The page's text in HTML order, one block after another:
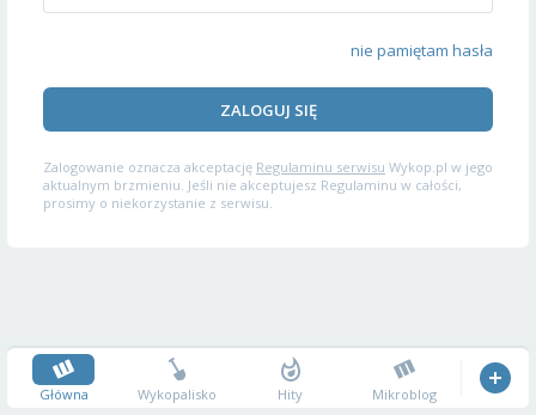
nie pamiętam hasła
ZALOGUJ SIĘ
Zalogowanie oznacza akceptację Regulaminu serwisu Wykop.pl w jego
aktualnym brzmieniu. Jeśli nie akceptujesz Regulaminu w całości,
prosimy o niekorzystanie z serwisu.
Główna Wykopalisko Hity Mikroblog